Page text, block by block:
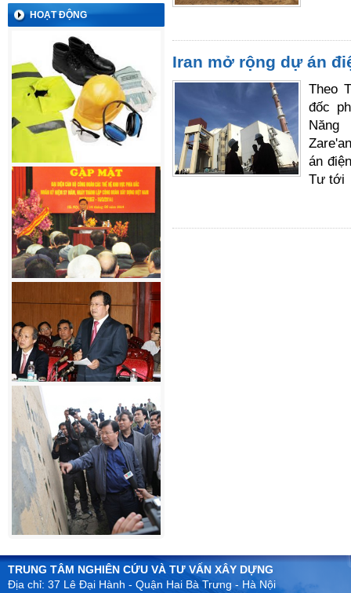
HOẠT ĐỘNG
Iran mở rộng dự án
Theo
đốc
Năng
án
Tư tới
TRUNG TÂM NGHIÊN CỨU VÀ TƯ VẤN XÂY DỰNG
Địa chỉ: 37 Lê Đại Hành - Quận Hai Bà Trưng - Hà Nội